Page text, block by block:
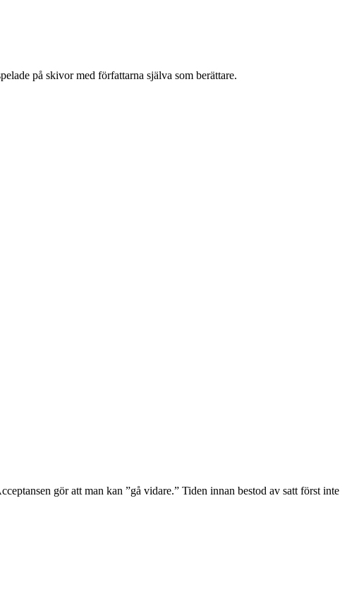
på skivor med författarna själva som berättare.
gör att man kan ”gå vidare.” Tiden innan bestod av satt först inte